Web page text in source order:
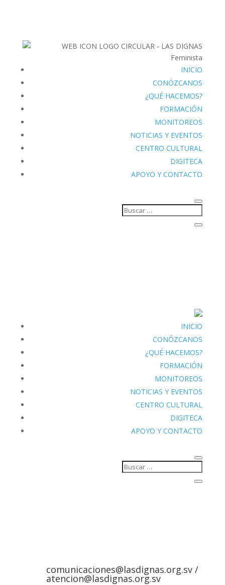
INICIO
CONÓZCANOS
¿QUÉ HACEMOS?
FORMACIÓN
MONITOREOS
NOTICIAS Y EVENTOS
CENTRO CULTURAL
DIGITECA
APOYO Y CONTACTO
INICIO
CONÓZCANOS
¿QUÉ HACEMOS?
FORMACIÓN
MONITOREOS
NOTICIAS Y EVENTOS
CENTRO CULTURAL
DIGITECA
APOYO Y CONTACTO
comunicaciones@lasdignas.org.sv /
atencion@lasdignas.org.sv